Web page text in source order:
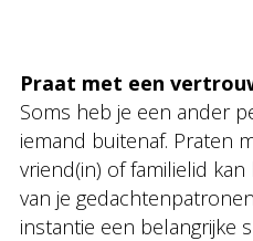
Praat met een
Soms heb je een ander
iemand buitenaf. Praten
vriend(in) of familielid
van je
instantie een belangrijke